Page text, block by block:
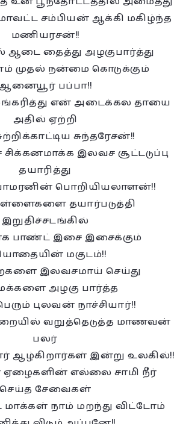
சம்பியன் ஆக்கி மகிழ்ந்த
மணியரசன்!!
தைத்து அழகுபார்த்து
முதல் நன்மை கொடுக்கும்
பப்பா!!
என் அடைக்கல தாயை
அதில் ஏற்றி
சுந்தரேசன்!!
இலவச சூட்டடுப்பு
தயாரித்து
பொறியியலாளன்!!
தயார்படுத்தி
இறுதிச்சடங்கில்
பாண்ட் இசை இசைக்கும்
மகுடம்!!
இலவசமாய் செய்து
அழகு பார்த்த
புலவன் நாச்சியார்!!
வறுத்தெடுத்த மாணவன்
பலர்
ஆழ்கிறார்கள் இன்று உலகில்!!
ஏழைகளின் எல்லை சாமி நீர்
செய்த சேவைகள்
நாம் மறந்து விட்டோம்